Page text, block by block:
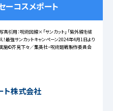
ーコスメポート
写真引用：呪術回線×「サンカット」「紫外線を祓
え！最強サンカットキャンペーン2024年4月1日より
実施©芥見下々／集英社・呪術廻戦製作委員会
ト株式会社